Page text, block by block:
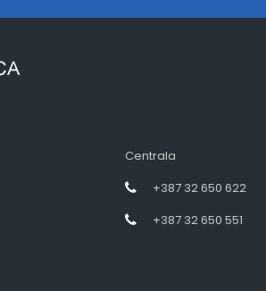
Centrala
+387 32 650 622
+387 32 650 551